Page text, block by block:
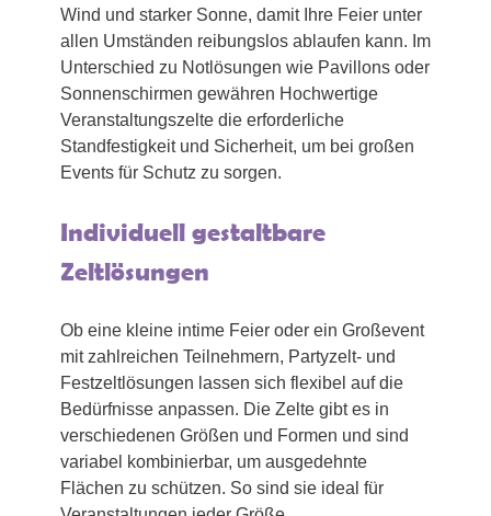
Wind und starker Sonne, damit Ihre Feier unter
allen Umständen reibungslos ablaufen kann. Im
Unterschied zu Notlösungen wie Pavillons oder
Sonnenschirmen gewähren Hochwertige
Veranstaltungszelte die erforderliche
Standfestigkeit und Sicherheit, um bei großen
Events für Schutz zu sorgen.
Individuell gestaltbare
Zeltlösungen
Ob eine kleine intime Feier oder ein Großevent
mit zahlreichen Teilnehmern, Partyzelt- und
Festzeltlösungen lassen sich flexibel auf die
Bedürfnisse anpassen. Die Zelte gibt es in
verschiedenen Größen und Formen und sind
variabel kombinierbar, um ausgedehnte
Flächen zu schützen. So sind sie ideal für